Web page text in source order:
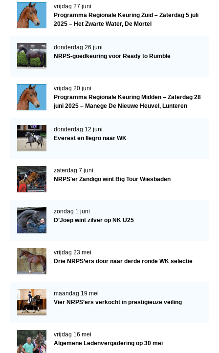
vrijdag 27 juni
Programma Regionale Keuring Zuid – Zaterdag 5 juli
2025 – Het Zwarte Water, De Mortel
donderdag 26 juni
NRPS-goedkeuring voor Ready to Rumble
vrijdag 20 juni
Programma Regionale Keuring Midden – Zaterdag 28
juni 2025 – Manege De Nieuwe Heuvel, Lunteren
donderdag 12 juni
Everest en Ilegro naar WK
zaterdag 7 juni
NRPS'er Zandigo wint Big Tour Wiesbaden
zondag 1 juni
D’Joep wint zilver op NK U25
vrijdag 23 mei
Drie NRPS’ers door naar derde ronde WK selectie
maandag 19 mei
Vier NRPS’ers verkocht in prestigieuze veiling
vrijdag 16 mei
Algemene Ledenvergadering op 30 mei